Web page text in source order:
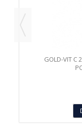
GOLD-VIT C